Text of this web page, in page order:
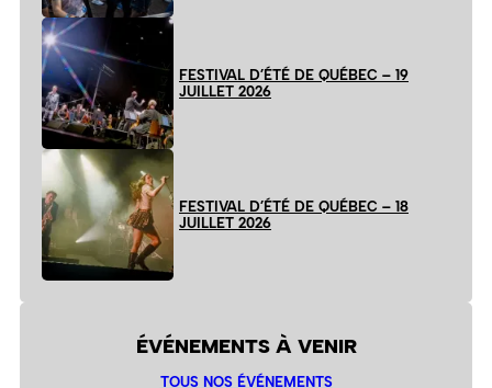
FESTIVAL D’ÉTÉ DE QUÉBEC – 19
JUILLET 2026
FESTIVAL D’ÉTÉ DE QUÉBEC – 18
JUILLET 2026
ÉVÉNEMENTS À VENIR
TOUS NOS ÉVÉNEMENTS